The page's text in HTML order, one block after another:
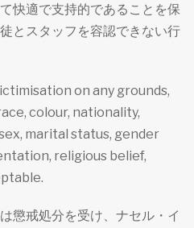
快適で支持的であることを保
とスタッフを容認できない行
on any grounds,
colour, nationality,
marital status, gender
religious belief,
懲戒処分を受け、ナセル・イ